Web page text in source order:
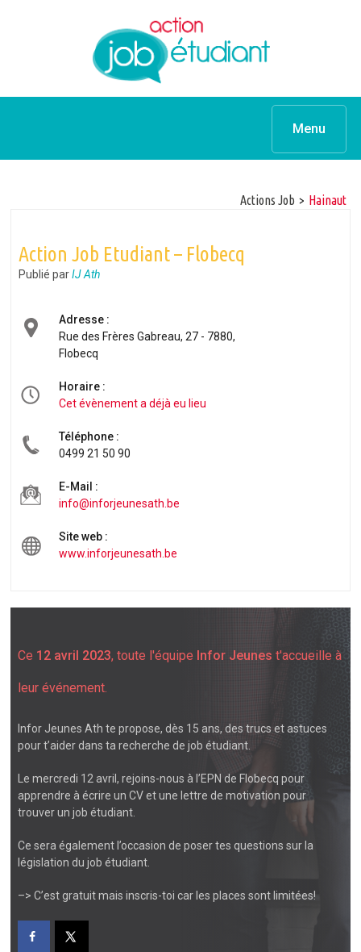
Menu
Actions Job > hainaut
Action Job Etudiant – Flobecq
Publié par IJ Ath
Adresse :
Rue des Frères Gabreau, 27 - 7880,
Flobecq
Horaire :
Cet évènement a déjà eu lieu
Téléphone :
0499 21 50 90
E-Mail :
info@inforjeunesath.be
Site web :
www.inforjeunesath.be
Ce 12 avril 2023, toute l'équipe Infor Jeunes t'accueille à
leur événement.
Infor Jeunes Ath te propose, dès 15 ans, des trucs et astuces
pour t’aider dans ta recherche de job étudiant.
Le mercredi 12 avril , rejoins-nous à l’EPN de Flobecq pour
apprendre à écrire un CV et une lettre de motivation pour
trouver un job étudiant.
Ce sera également l’occasion de poser tes questions sur la
législation du job étudiant.
–> C’est gratuitmais inscris-toi car les places sont limitées!